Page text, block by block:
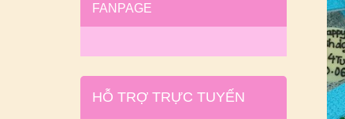
FANPAGE
HỖ TRỢ TRỰC TUYẾN